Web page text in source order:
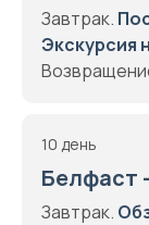
Завтрак.
Экскурсия
10 день
Белфаст
Завтрак.